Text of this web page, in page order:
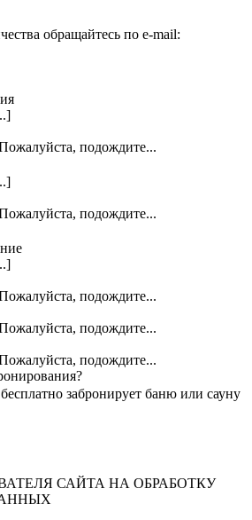
обращайтесь по e-mail:
подождите...
подождите...
подождите...
подождите...
подождите...
забронирует баню или сауну
САЙТА НА ОБРАБОТКУ